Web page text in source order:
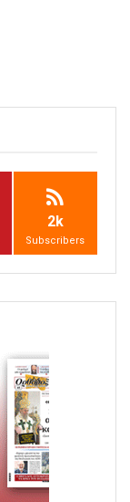
2k
Subscribers